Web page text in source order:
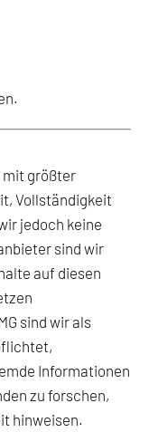
mit größter
Vollständigkeit
jedoch keine
sind wir
auf diesen
sind wir als
Informationen
zu forschen,
hinweisen.